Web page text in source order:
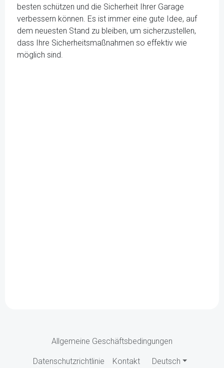
besten schützen und die Sicherheit Ihrer Garage
verbessern können. Es ist immer eine gute Idee, auf
dem neuesten Stand zu bleiben, um sicherzustellen,
dass Ihre Sicherheitsmaßnahmen so effektiv wie
möglich sind.
Allgemeine Geschäftsbedingungen
Datenschutzrichtlinie Kontakt Deutsch